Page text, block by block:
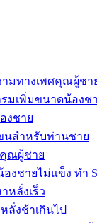
งามทางเพศคุณผู้ชา
กรมเพิ่มขนาดน้องช
งชาย
ขนสำหรับท่านชาย
คุณผู้ชาย
องชายไม่แข็ง ทำ
าหลั่งเร็ว
ลั่งช้าเกินไป